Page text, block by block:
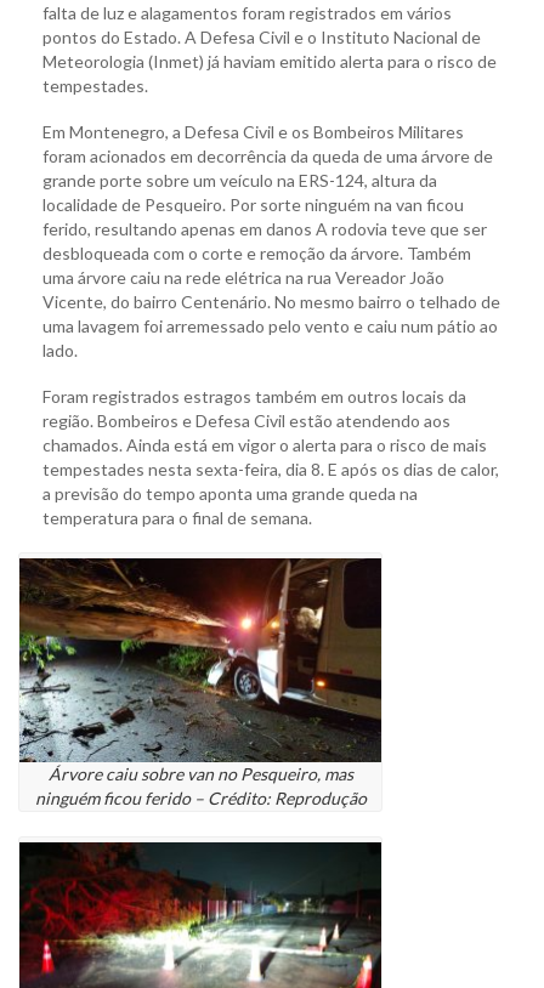
falta de luz e alagamentos foram registrados em vários
pontos do Estado. A Defesa Civil e o Instituto Nacional de
Meteorologia (Inmet) já haviam emitido alerta para o risco de
tempestades.
Em Montenegro, a Defesa Civil e os Bombeiros Militares
foram acionados em decorrência da queda de uma árvore de
grande porte sobre um veículo na ERS-124, altura da
localidade de Pesqueiro. Por sorte ninguém na van ficou
ferido, resultando apenas em danos A rodovia teve que ser
desbloqueada com o corte e remoção da árvore. Também
uma árvore caiu na rede elétrica na rua Vereador João
Vicente, do bairro Centenário. No mesmo bairro o telhado de
uma lavagem foi arremessado pelo vento e caiu num pátio ao
lado.
Foram registrados estragos também em outros locais da
região. Bombeiros e Defesa Civil estão atendendo aos
chamados. Ainda está em vigor o alerta para o risco de mais
tempestades nesta sexta-feira, dia 8. E após os dias de calor,
a previsão do tempo aponta uma grande queda na
temperatura para o final de semana.
Árvore caiu sobre van no Pesqueiro, mas
ninguém ficou ferido – Crédito: Reprodução